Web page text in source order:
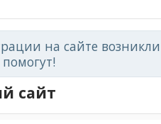
на сайте
сайт